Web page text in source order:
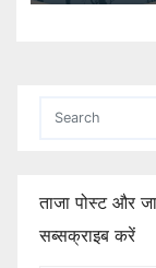
ताजा पोस्ट और
सब्सक्राइब करें